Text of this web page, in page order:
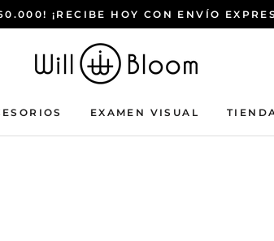
¡RECIBE HOY CON ENVÍO
EXAMEN VISUAL